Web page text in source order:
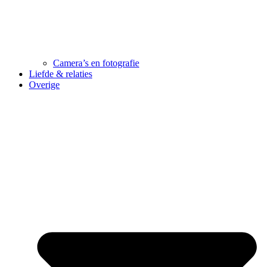
Camera’s en fotografie
Liefde & relaties
Overige